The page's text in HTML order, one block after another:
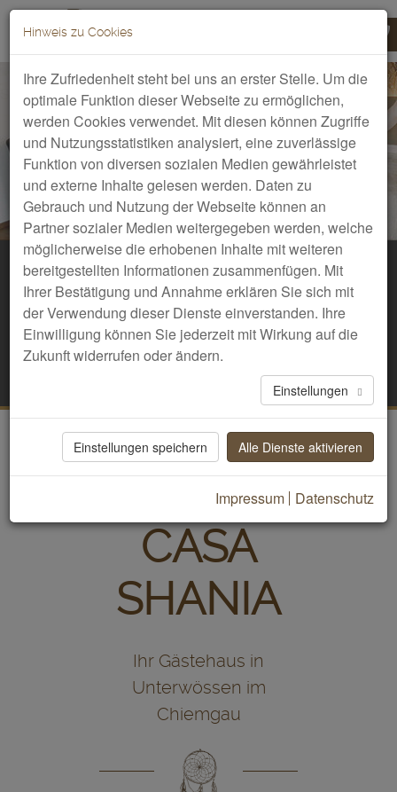
navigation
Anfragen & Buchen
CASA
SHANIA
Ihr Gästehaus in
Unterwössen im
Chiemgau
Hinweis zu Cookies
Ihre Zufriedenheit steht bei uns an erster Stelle. Um die
optimale Funktion dieser Webseite zu ermöglichen,
werden Cookies verwendet. Mit diesen können Zugriffe
und Nutzungsstatistiken analysiert, eine zuverlässige
Funktion von diversen sozialen Medien gewährleistet
und externe Inhalte gelesen werden. Daten zu
Gebrauch und Nutzung der Webseite können an
Partner sozialer Medien weitergegeben werden, welche
möglicherweise die erhobenen Inhalte mit weiteren
bereitgestellten Informationen zusammenfügen. Mit
Ihrer Bestätigung und Annahme erklären Sie sich mit
der Verwendung dieser Dienste einverstanden. Ihre
Einwilligung können Sie jederzeit mit Wirkung auf die
Zukunft widerrufen oder ändern.
Einstellungen
Einstellungen speichern Alle Dienste aktivieren
Impressum Datenschutz